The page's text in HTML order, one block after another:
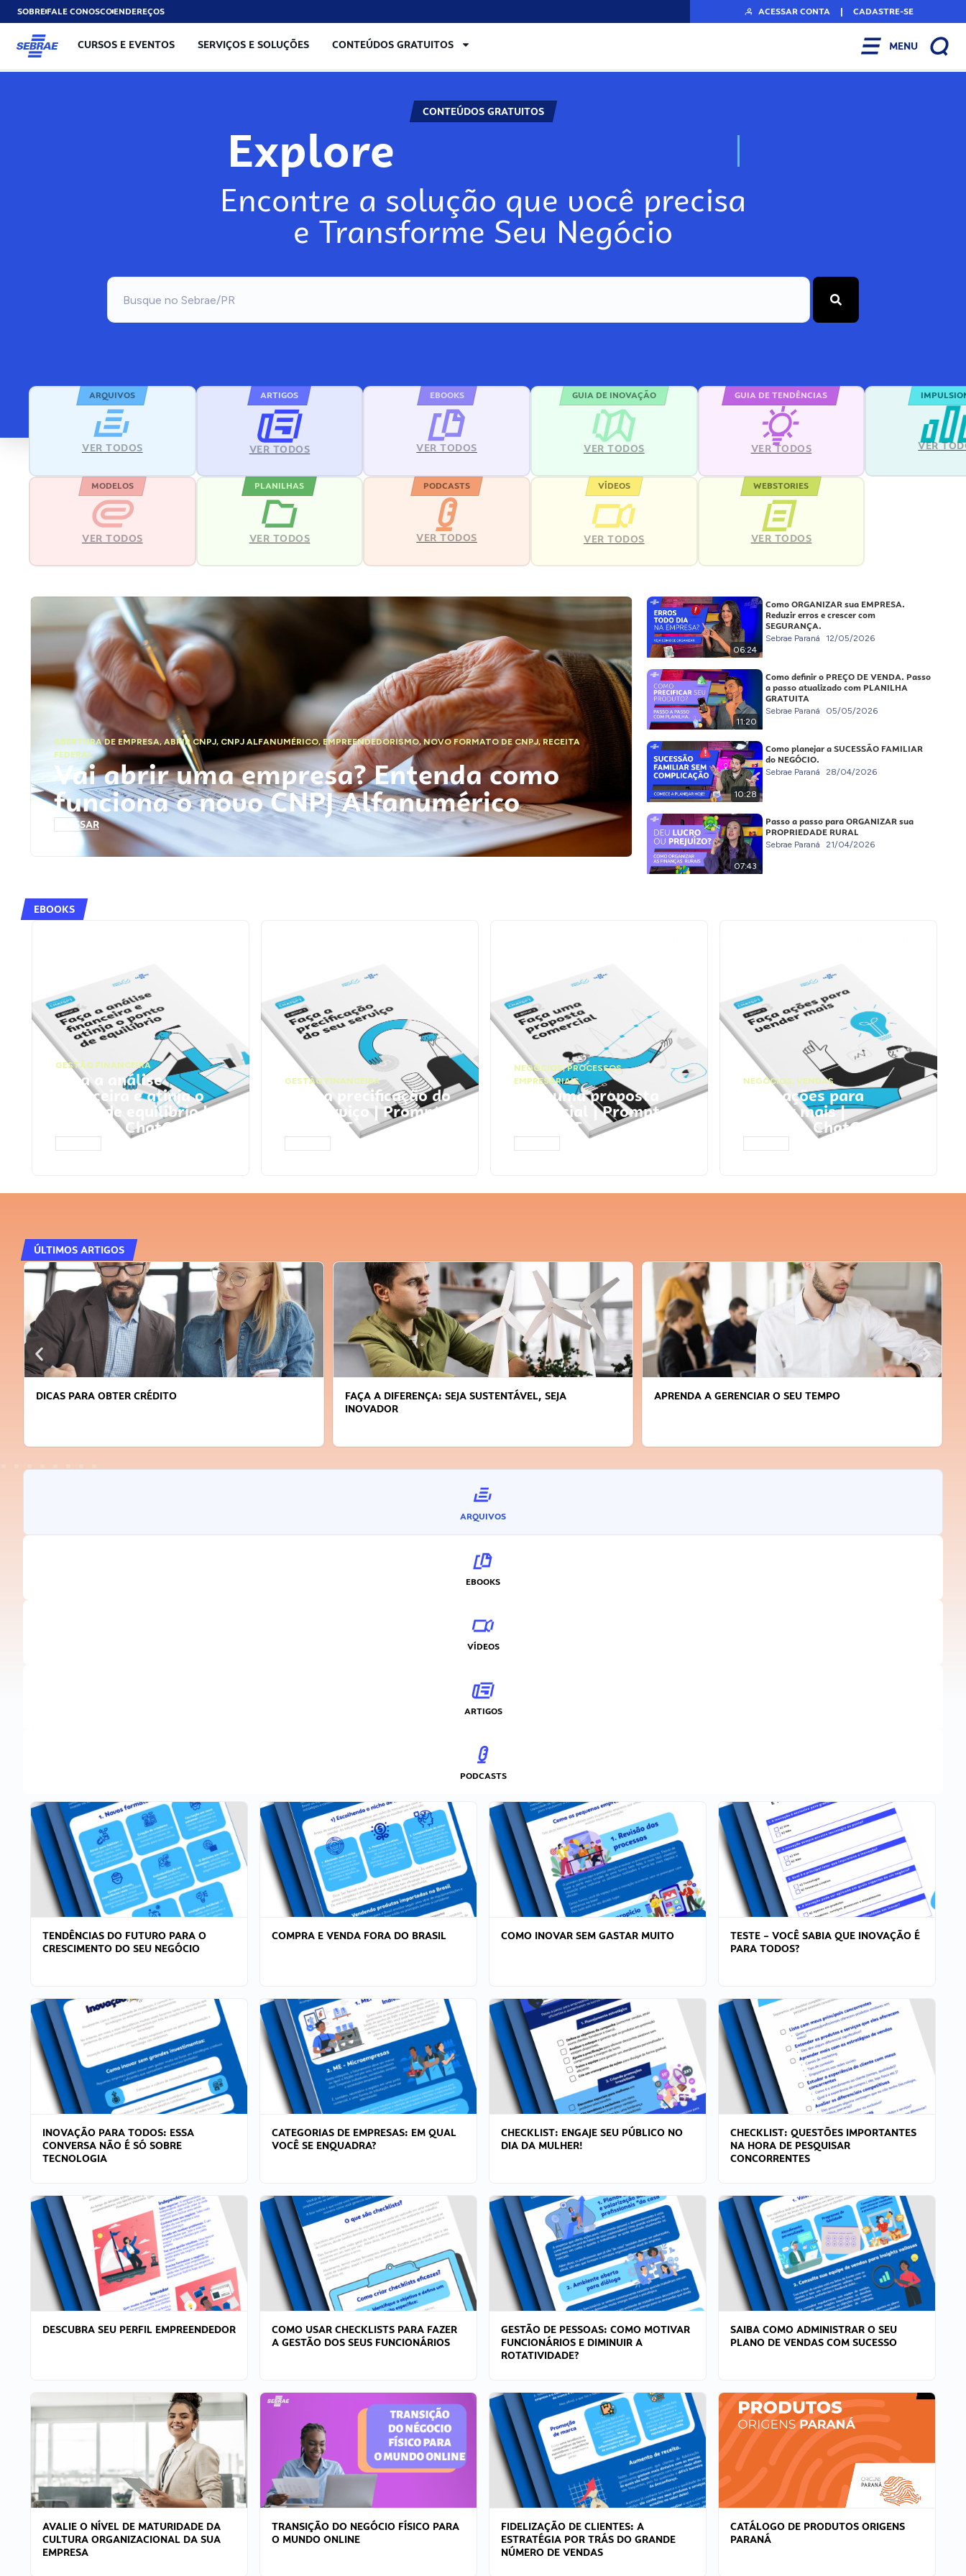
SOBREFALE CONOSCOENDEREÇOS ACESSAR CONTA | CADASTRE-SE
CURSOS E EVENTOS SERVIÇOS E SOLUÇÕES CONTEÚDOS GRATUITOS MENU
CONTEÚDOS GRATUITOS
Explore N
Encontre a solução que você precisa
e Transforme Seu Negócio
ARQUIVOS
VER TODOS
ARTIGOS
VER TODOS
EBOOKS
VER TODOS
GUIA DE INOVAÇÃO
VER TODOS
GUIA DE TENDÊNCIAS
VER TODOS VER
MODELOS
VER TODOS
PLANILHAS
VER TODOS
PODCASTS
VER TODOS
VÍDEOS
VER TODOS
WEBSTORIES
VER TODOS
ABERTURA DE EMPRESA,ABRIR CNPJ, CNPJ ALFANUMÉRICO, EMPREENDEDORISMO,NOVO FORMATO DE CNPJ,RECEITA
FEDERAL
Vai abrir uma empresa? Entenda como
funciona o novo CNPJ Alfanumérico
ACESSAR
06:24
Como ORGANIZAR sua EMPRESA.
Reduzir erros e crescer com
SEGURANÇA.
Sebrae Paraná 12/05/2026
11:20
Como definir o PREÇO DE VENDA. Passo
a passo atualizado com PLANILHA
GRATUITA
Sebrae Paraná 05/05/2026
10:28
Como planejar a SUCESSÃO FAMILIAR
do NEGÓCIO.
Sebrae Paraná 28/04/2026
07:43
Passo a passo para ORGANIZAR sua
PROPRIEDADE RURAL
Sebrae Paraná 21/04/2026
EBOOKS
GESTÃO FINANCEIRA
Faça a análise
financeira e atinja o
ponto de equilíbrio |
Prompts ChatGPT
GESTÃO FINANCEIRA
Faça a precificação do
seu serviço | Prompts
ChatGPT
NEGÓCIOS,PROCESSOS
EMPRESARIAIS
Faça uma proposta
comercial | Prompts
ChatGPT
NEGÓCIOS, VENDAS
Faça ações para
vender mais |
Prompts ChatGPT
ÚLTIMOS ARTIGOS
DICAS PARA OBTER CRÉDITO
FAÇA A DIFERENÇA: SEJA SUSTENTÁVEL, SEJA
INOVADOR
APRENDA A GERENCIAR O SEU TEMPO
ARQUIVOS
EBOOKS
VÍDEOS
ARTIGOS
PODCASTS
TENDÊNCIAS DO FUTURO PARA O
CRESCIMENTO DO SEU NEGÓCIO
COMPRA E VENDA FORA DO BRASIL COMO INOVAR SEM GASTAR MUITO
TESTE – VOCÊ SABIA QUE INOVAÇÃO É
PARA TODOS?
INOVAÇÃO PARA TODOS: ESSA
CONVERSA NÃO É SÓ SOBRE
TECNOLOGIA
CATEGORIAS DE EMPRESAS: EM QUAL
VOCÊ SE ENQUADRA?
CHECKLIST: ENGAJE SEU PÚBLICO NO
DIA DA MULHER!
CHECKLIST: QUESTÕES IMPORTANTES
NA HORA DE PESQUISAR
CONCORRENTES
DESCUBRA SEU PERFIL EMPREENDEDOR
COMO USAR CHECKLISTS PARA FAZER
A GESTÃO DOS SEUS FUNCIONÁRIOS
GESTÃO DE PESSOAS: COMO MOTIVAR
FUNCIONÁRIOS E DIMINUIR A
ROTATIVIDADE?
SAIBA COMO ADMINISTRAR O SEU
PLANO DE VENDAS COM SUCESSO
AVALIE O NÍVEL DE MATURIDADE DA
CULTURA ORGANIZACIONAL DA SUA
EMPRESA
TRANSIÇÃO DO NEGÓCIO FÍSICO PARA
O MUNDO ONLINE
FIDELIZAÇÃO DE CLIENTES: A
ESTRATÉGIA POR TRÁS DO GRANDE
NÚMERO DE VENDAS
CATÁLOGO DE PRODUTOS ORIGENS
PARANÁ